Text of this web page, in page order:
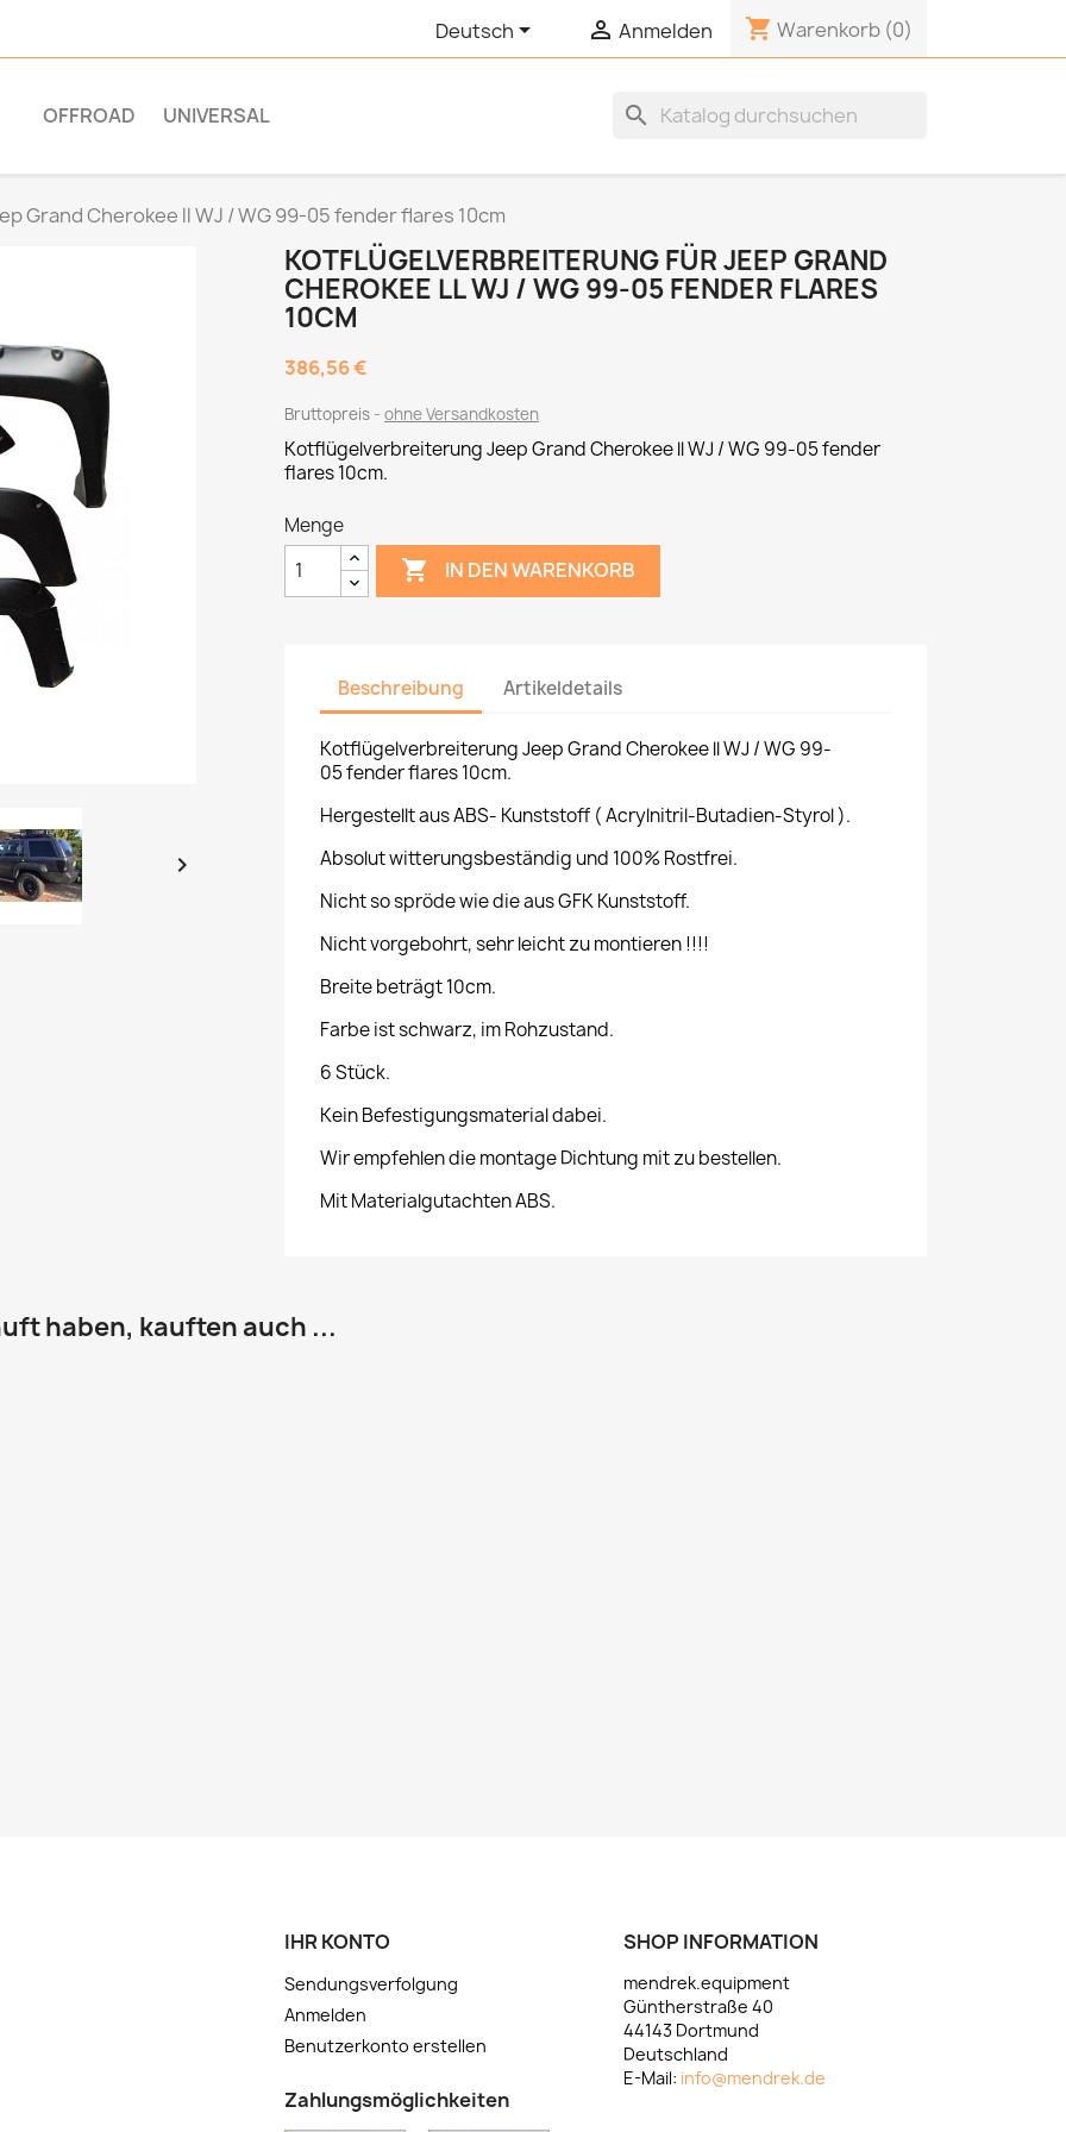
Deutsch  Anmelden shopping_cart Warenkorb (0)
OFFROAD UNIVERSAL search
Grand Cherokee ll WJ / WG 99-05 fender flares 10cm

KOTFLÜGELVERBREITERUNG FÜR JEEP GRAND
CHEROKEE LL WJ / WG 99-05 FENDER FLARES
10CM
386,56 €
Bruttopreis ohne Versandkosten
KotflügelverbreiterungJeep Grand Cherokee ll WJ / WG 99-05fender
flares 10cm.
Menge
 IN DEN WARENKORB
Beschreibung Artikeldetails
KotflügelverbreiterungJeep Grand Cherokee ll WJ / WG 99-
05fender flares 10cm.
Hergestellt aus ABS- Kunststoff ( Acrylnitril-Butadien-Styrol ).
Absolut witterungsbeständig und 100% Rostfrei.
Nicht so spröde wie die aus GFK Kunststoff.
Nicht vorgebohrt, sehr leicht zu montieren !!!!
Breite beträgt 10cm.
Farbe ist schwarz, im Rohzustand.
6 Stück.
Kein Befestigungsmaterial dabei.
Wir empfehlen die montage Dichtung mit zu bestellen.
Mit Materialgutachten ABS.
haben, kauften auch ...
IHR KONTO
Sendungsverfolgung
Anmelden
Benutzerkonto erstellen
SHOP INFORMATION
mendrek.equipment
Güntherstraße 40
44143 Dortmund
Deutschland
E-Mail: info@mendrek.de
Zahlungsmöglichkeiten